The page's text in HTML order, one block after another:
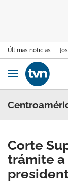
Últimas noticias
Ir al contenido
Obrir navegació
Corte
trámite